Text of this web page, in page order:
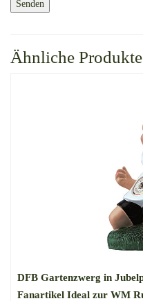
Ähnliche Produkte
DFB Gartenzwerg in
Fanartikel Ideal zur WM